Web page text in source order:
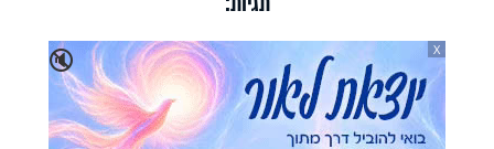
🔇
X